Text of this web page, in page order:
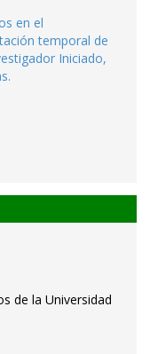
en el
temporal de
Iniciado,
de la Universidad